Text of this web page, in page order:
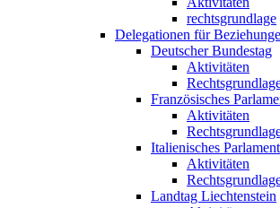
rechtsgrundlage
Delegationen für
Deutscher Bundestag
Aktivitäten
Französisches
Aktivitäten
Italienisches Parlament
Aktivitäten
Landtag Liechtenstein